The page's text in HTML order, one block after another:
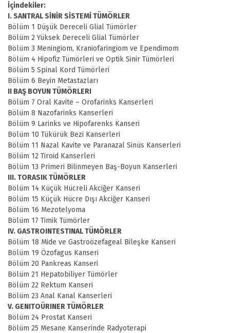
İçindekiler:
I. SANTRAL SİNİR SİSTEMİ TÜMÖRLER
Bölüm 1 Düşük Dereceli Glial Tümörler
Bölüm 2 Yüksek Dereceli Glial Tümörler
Bölüm 3 Meningiom, Kraniofaringiom ve Ependimom
Bölüm 4 Hipofiz Tümörleri ve Optik Sinir Tümörleri
Bölüm 5 Spinal Kord Tümörleri
Bölüm 6 Beyin Metastazları
II BAŞ BOYUN TÜMÖRLERI
Bölüm 7 Oral Kavite – Orofarinks Kanserleri
Bölüm 8 Nazofarinks Kanserleri
Bölüm 9 Larinks ve Hipofarenks Kanseri
Bölüm 10 Tükürük Bezi Kanserleri
Bölüm 11 Nazal Kavite ve Paranazal Sinüs Kanserleri
Bölüm 12 Tiroid Kanserleri
Bölüm 13 Primeri Bilinmeyen Baş-Boyun Kanserleri
III. TORASIK TÜMÖRLER
Bölüm 14 Küçük Hücreli Akciğer Kanseri
Bölüm 15 Küçük Hücre Dışı Akciğer Kanseri
Bölüm 16 Mezotelyoma
Bölüm 17 Timik Tümörler
IV. GASTROINTESTINAL TÜMÖRLER
Bölüm 18 Mide ve Gastroözefageal Bileşke Kanseri
Bölüm 19 Özofagus Kanseri
Bölüm 20 Pankreas Kanseri
Bölüm 21 Hepatobiliyer Tümörler
Bölüm 22 Rektum Kanseri
Bölüm 23 Anal Kanal Kanserleri
V. GENITOÜRINER TÜMÖRLER
Bölüm 24 Prostat Kanseri
Bölüm 25 Mesane Kanserinde Radyoterapi